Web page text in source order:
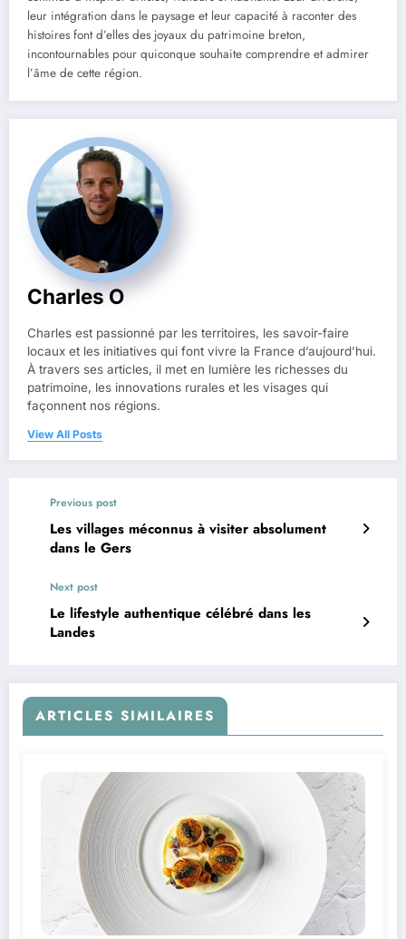
leur intégration dans le paysage et leur capacité à raconter des
histoires font d’elles des joyaux du patrimoine breton,
incontournables pour quiconque souhaite comprendre et admirer
l’âme de cette région.
Charles O
Charles est passionné par les territoires, les savoir-faire
locaux et les initiatives qui font vivre la France d’aujourd’hui.
À travers ses articles, il met en lumière les richesses du
patrimoine, les innovations rurales et les visages qui
façonnent nos régions.
View All Posts
Previous post
Les villages méconnus à visiter absolument
dans le Gers
Next post
Le lifestyle authentique célébré dans les
Landes
ARTICLES SIMILAIRES